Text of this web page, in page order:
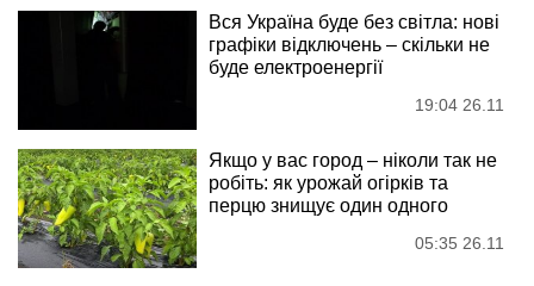
Вся Україна буде без світла: нові
графіки відключень – скільки не
буде електроенергії
19:04 26.11
Якщо у вас город – ніколи так не
робіть: як урожай огірків та
перцю знищує один одного
05:35 26.11